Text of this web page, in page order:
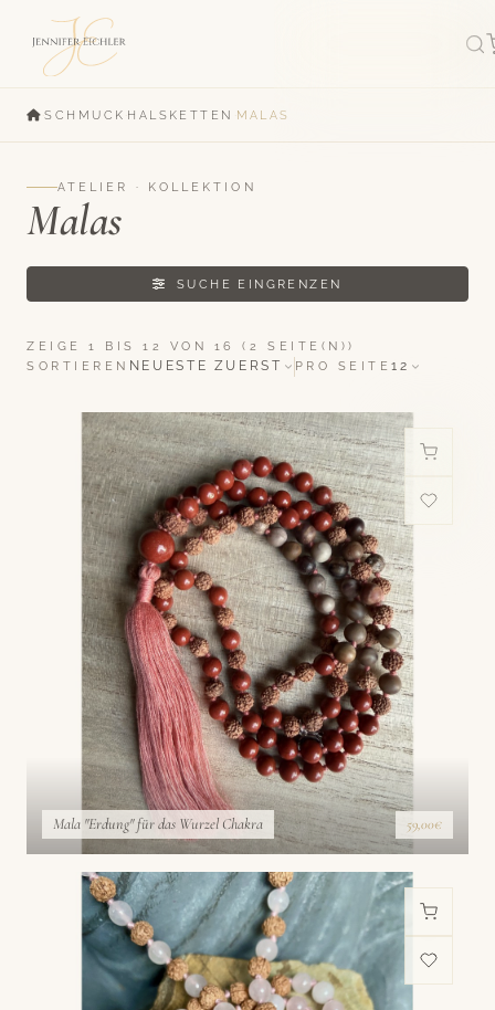
·SCHMUCK HALSKETTEN MALAS
ATELIER · KOLLEKTION
Malas
SUCHE EINGRENZEN
ZEIGE 1 BIS 12 VON 16 (2 SEITE(N))
SORTIEREN NEUESTE ZUERST PRO SEITE12
Mala "Erdung" für das Wurzel Chakra 59,00€